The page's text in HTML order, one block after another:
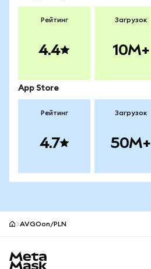
Рейтинг
4.4
Загрузок
10M+
App Store
Рейтинг
4.7
Загрузок
50M+
AVGOon/PLN